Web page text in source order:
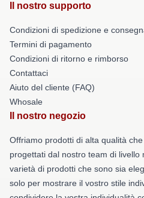
Il nostro supporto
Condizioni di spedizione e
Termini di pagamento
Condizioni di ritorno e rimborso
Contattaci
Aiuto del cliente (FAQ)
Whosale
Il nostro negozio
Offriamo prodotti di alta qualità
progettati dal nostro team di livello
varietà di prodotti che sono sia
solo per mostrare il vostro stile